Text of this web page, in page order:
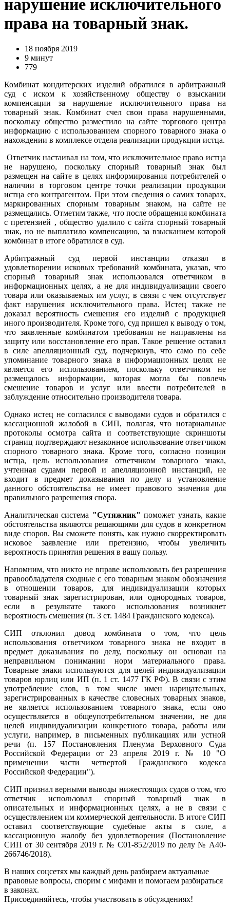
нарушение исключительного
права на товарный знак.
18 ноября 2019
9 минут
779
Комбинат кондитерских изделий обратился в арбитражный
суд с иском к хозяйственному обществу о взыскании
компенсации за нарушение исключительного права на
товарный знак. Комбинат счел свои права нарушенными,
поскольку общество разместило на сайте торгового центра
информацию с использованием спорного товарного знака о
нахождении в комплексе отдела реализации продукции истца.
Ответчик настаивал на том, что исключительное право истца
не нарушено, поскольку спорный товарный знак был
размещен на сайте в целях информирования потребителей о
наличии в торговом центре точки реализации продукции
истца его контрагентом. При этом сведения о самих товарах,
маркированных спорным товарным знаком, на сайте не
размещались. Отметим также, что после обращения комбината
с претензией , общество удалило с сайта спорный товарный
знак, но не выплатило компенсацию, за взысканием которой
комбинат в итоге обратился в суд.
Арбитражный суд первой инстанции отказал в
удовлетворении исковых требований комбината, указав, что
спорный товарный знак использовался ответчиком в
информационных целях, а не для индивидуализации своего
товара или оказываемых им услуг, в связи с чем отсутствует
факт нарушения исключительного права. Истец также не
доказал вероятность смешения его изделий с продукцией
иного производителя. Кроме того, суд пришел к выводу о том,
что заявленные комбинатом требования не направлены на
защиту или восстановление его прав. Такое решение оставил
в силе апелляционный суд, подчеркнув, что само по себе
упоминание товарного знака в информационных целях не
является его использованием, поскольку ответчиком не
размещалось информации, которая могла бы повлечь
смешение товаров и услуг или ввести потребителей в
заблуждение относительно производителя товара.
Однако истец не согласился с выводами судов и обратился с
кассационной жалобой в СИП, полагая, что нотариальные
протоколы осмотра сайта и соответствующие скриншоты
страниц подтверждают незаконное использование ответчиком
спорного товарного знака. Кроме того, согласно позиции
истца, цель использования ответчиком товарного знака,
учтенная судами первой и апелляционной инстанций, не
входит в предмет доказывания по делу и установление
данного обстоятельства не имеет правового значения для
правильного разрешения спора.
Аналитическая система "Сутяжник" поможет узнать, какие
обстоятельства являются решающими для судов в конкретном
виде споров. Вы сможете понять, как нужно скорректировать
исковое заявление или претензию, чтобы увеличить
вероятность принятия решения в вашу пользу.
Напомним, что никто не вправе использовать без разрешения
правообладателя сходные с его товарным знаком обозначения
в отношении товаров, для индивидуализации которых
товарный знак зарегистрирован, или однородных товаров,
если в результате такого использования возникнет
вероятность смешения (п. 3 ст. 1484 Гражданского кодекса).
СИП отклонил довод комбината о том, что цель
использования ответчиком товарного знака не входит в
предмет доказывания по делу, поскольку он основан на
неправильном понимании норм материального права.
Товарные знаки используются для целей индивидуализации
товаров юрлиц или ИП (п. 1 ст. 1477 ГК РФ). В связи с этим
употребление слов, в том числе имен нарицательных,
зарегистрированных в качестве словесных товарных знаков,
не является использованием товарного знака, если оно
осуществляется в общеупотребительном значении, не для
целей индивидуализации конкретного товара, работы или
услуги, например, в письменных публикациях или устной
речи (п. 157 Постановления Пленума Верховного Суда
Российской Федерации от 23 апреля 2019 г. № 10"О
применении части четвертой Гражданского кодекса
Российской Федерации").
СИП признал верными выводы нижестоящих судов о том, что
ответчик использовал спорный товарный знак в
описательных и информационных целях, а не в связи с
осуществлением им коммерческой деятельности. В итоге СИП
оставил соответствующие судебные акты в силе, а
кассационную жалобу без удовлетворения (Постановление
СИП от 30 сентября 2019 г. № С01-852/2019 по делу № А40-
266746/2018).
В наших соцсетях мы каждый день разбираем актуальные
правовые вопросы, спорим с мифами и помогаем разбираться
в законах.
Присоединяйтесь, чтобы участвовать в обсуждениях!